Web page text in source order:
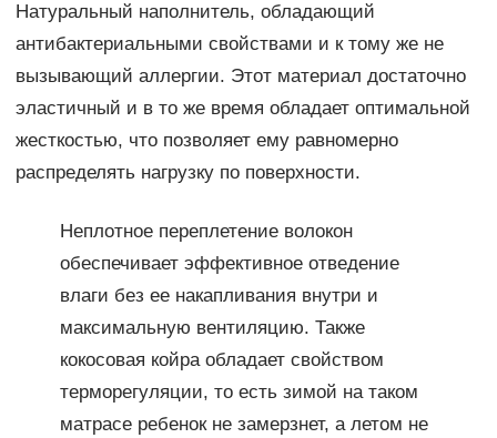
Натуральный наполнитель, обладающий
антибактериальными свойствами и к тому же не
вызывающий аллергии. Этот материал достаточно
эластичный и в то же время обладает оптимальной
жесткостью, что позволяет ему равномерно
распределять нагрузку по поверхности.
Неплотное переплетение волокон
обеспечивает эффективное отведение
влаги без ее накапливания внутри и
максимальную вентиляцию. Также
кокосовая койра обладает свойством
терморегуляции, то есть зимой на таком
матрасе ребенок не замерзнет, а летом не